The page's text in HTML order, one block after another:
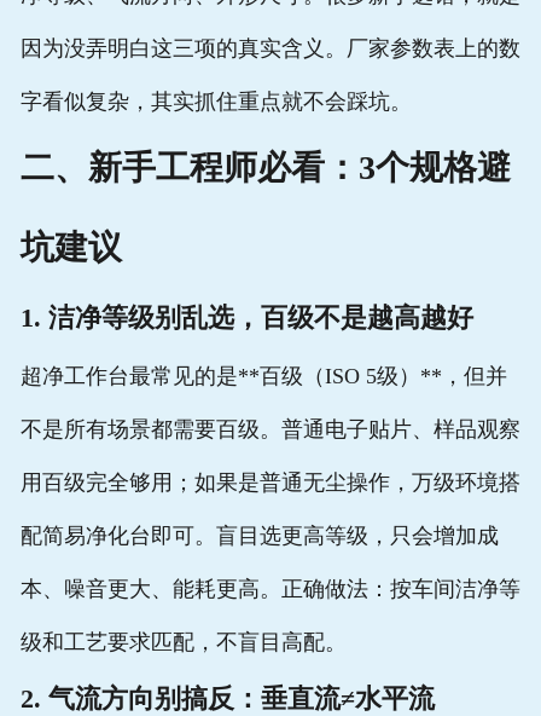
因为没弄明白这三项的真实含义。厂家参数表上的数
字看似复杂，其实抓住重点就不会踩坑。
二、新手工程师必看：3个规格避
坑建议
1. 洁净等级别乱选，百级不是越高越好
超净工作台最常见的是**百级（ISO 5级）**，但并
不是所有场景都需要百级。普通电子贴片、样品观察
用百级完全够用；如果是普通无尘操作，万级环境搭
配简易净化台即可。盲目选更高等级，只会增加成
本、噪音更大、能耗更高。正确做法：按车间洁净等
级和工艺要求匹配，不盲目高配。
2. 气流方向别搞反：垂直流≠水平流